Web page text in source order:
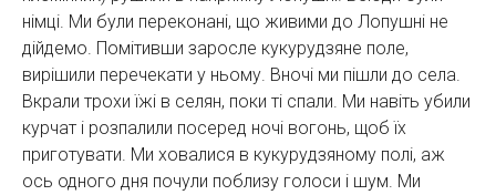
німці. Ми були переконані, що живими до Лопушні не
дійдемо. Помітивши заросле кукурудзяне поле,
вирішили перечекати у ньому. Вночі ми пішли до села.
Вкрали трохи їжі в селян, поки ті спали. Ми навіть убили
курчат і розпалили посеред ночі вогонь, щоб їх
приготувати. Ми ховалися в кукурудзяному полі, аж
ось одного дня почули поблизу голоси і шум. Ми